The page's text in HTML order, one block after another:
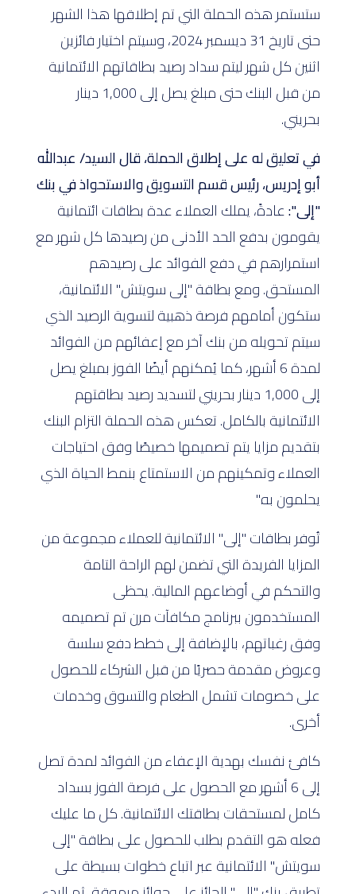
ستستمر هذه الحملة التي تم إطلاقها هذا الشهر
حتى تاريخ 31 ديسمبر 2024، وسيتم اختيار فائزين
اثنين كل شهر ليتم سداد رصيد بطاقاتهم الائتمانية
من قبل البنك حتى مبلغ يصل إلى 1,000 دينار
بحريني.
في تعليق له على إطلاق الحملة، قال السيد/ عبدالله
أبو إدريس، رئيس قسم التسويق والاستحواذ في بنك
"إلى":عادةً، يملك العملاء عدة بطاقات ائتمانية
يقومون بدفع الحد الأدنى من رصيدها كل شهر مع
استمرارهم في دفع الفوائد على رصيدهم
المستحق. ومع بطاقة "إلى سويتش" الائتمانية،
ستكون أمامهم فرصة ذهبية لتسوية الرصيد الذي
سيتم تحويله من بنك آخر مع إعفائهم من الفوائد
لمدة 6 أشهر، كما يُمكنهم أيضًا الفوز بمبلغ يصل
إلى 1,000 دينار بحريني لتسديد رصيد بطاقتهم
الائتمانية بالكامل. تعكس هذه الحملة التزام البنك
بتقديم مزايا يتم تصميمها خصيصًا وفق احتياجات
العملاء وتمكينهم من الاستمتاع بنمط الحياة الذي
يحلمون به."
تُوفر بطاقات "إلى" الائتمانية للعملاء مجموعة من
المزايا الفريدة التي تضمن لهم الراحة التامة
والتحكم في أوضاعهم المالية. يحظى
المستخدمون ببرنامج مكافآت مرن تم تصميمه
وفق رغباتهم، بالإضافة إلى خطط دفع سلسة
وعروض مقدمة حصريًا من قبل الشركاء للحصول
على خصومات تشمل الطعام والتسوق وخدمات
أخرى.
كافئ نفسك بهدية الإعفاء من الفوائد لمدة تصل
إلى 6 أشهر مع الحصول على فرصة الفوز بسداد
كامل لمستحقات بطاقتك الائتمانية. كل ما عليك
فعله هو التقدم بطلب للحصول على بطاقة "إلى
سويتش" الائتمانية عبر اتباع خطوات بسيطة على